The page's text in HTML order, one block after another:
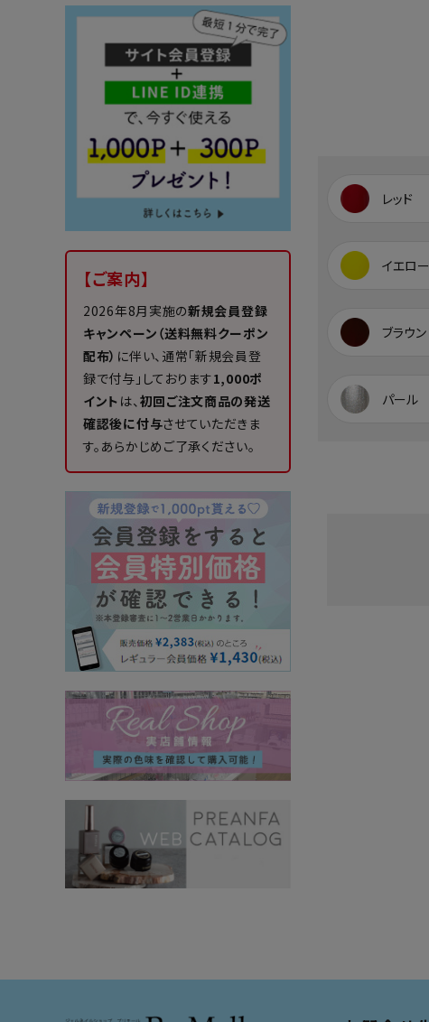
【ご案内】
2026年8月実施の新規会員登録
キャンペーン（送料無料クーポン
配布） に伴い、通常「新規会員登
録で付与」しております1,000ポ
イント は、初回ご注文商品の発送
確認後に付与させていただきま
す。あらかじめご了承ください。
レッド
イエロー
ブラウン
パール